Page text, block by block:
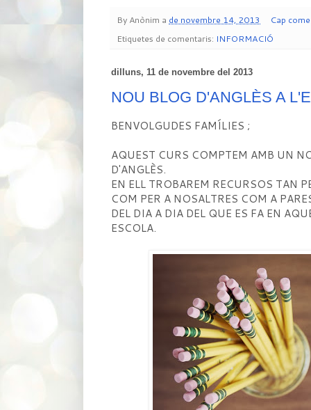
By Anònim a de novembre 14, 2013
Cap
Etiquetes de comentaris: INFORMACIÓ
dilluns, 11 de novembre del 2013
NOU BLOG D'ANGLÈS A
BENVOLGUDES FAMÍLIES ;
AQUEST CURS COMPTEM AMB UN
D'ANGLÈS.
EN ELL TROBAREM RECURSOS TAN
COM PER A NOSALTRES COM A
DEL DIA A DIA DEL QUE ES FA EN
ESCOLA.